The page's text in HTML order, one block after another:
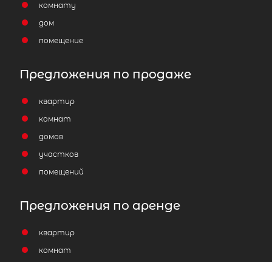
комнату
дом
помещение
Предложения по продаже
квартир
комнат
домов
участков
помещений
Предложения по аренде
квартир
комнат